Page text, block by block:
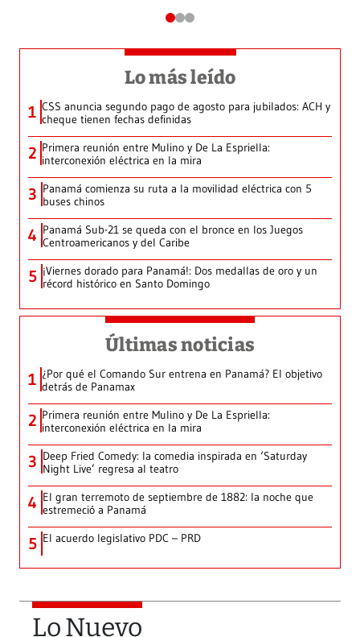
Lo más leído
1 CSS anuncia segundo pago de agosto para jubilados: ACH y
cheque tienen fechas definidas
2 Primera reunión entre Mulino y De La Espriella:
interconexión eléctrica en la mira
3 Panamá comienza su ruta a la movilidad eléctrica con 5
buses chinos
4 Panamá Sub-21 se queda con el bronce en los Juegos
Centroamericanos y del Caribe
5 ¡Viernes dorado para Panamá!: Dos medallas de oro y un
récord histórico en Santo Domingo
Últimas noticias
1 ¿Por qué el Comando Sur entrena en Panamá? El objetivo
detrás de Panamax
2 Primera reunión entre Mulino y De La Espriella:
interconexión eléctrica en la mira
3 Deep Fried Comedy: la comedia inspirada en ‘Saturday
Night Live’ regresa al teatro
4 El gran terremoto de septiembre de 1882: la noche que
estremeció a Panamá
5 El acuerdo legislativo PDC – PRD
Lo Nuevo